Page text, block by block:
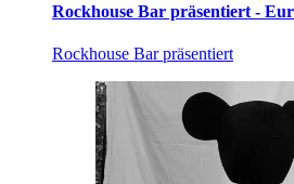
Rockhouse Bar präsentiert -
Rockhouse Bar präsentiert